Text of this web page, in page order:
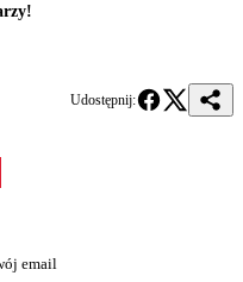
Udostępnij:
email